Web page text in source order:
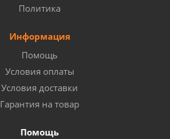
Политика
Информация
Помощь
Условия оплаты
Условия доставки
Гарантия на товар
Помощь